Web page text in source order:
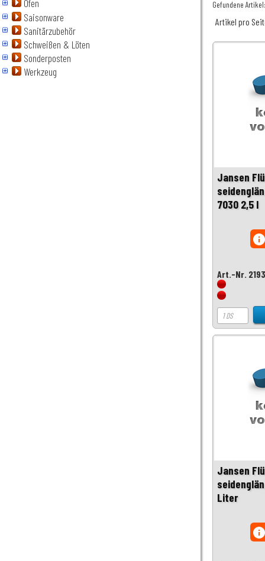
Ofen
Saisonware
Sanitärzubehör
Schweißen & Löten
Sonderposten
Werkzeug
Gefundene
Artikel pro
Jansen
7030 2,5 l
Art.-Nr.
Jansen
Liter